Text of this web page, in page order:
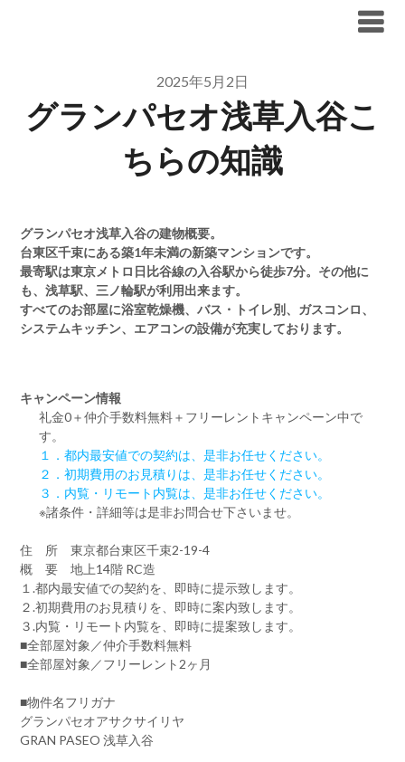
2025年5月2日
グランパセオ浅草入谷こ
ちらの知識
グランパセオ浅草入谷の建物概要。
台東区千束にある築1年未満の新築マンションです。
最寄駅は東京メトロ日比谷線の入谷駅から徒歩7分。その他に
も、浅草駅、三ノ輪駅が利用出来ます。
すべてのお部屋に浴室乾燥機、バス・トイレ別、ガスコンロ、
システムキッチン、エアコンの設備が充実しております。
キャンペーン情報
礼金0＋仲介手数料無料＋ フリーレント キャンペーン中で
す。
１．都内最安値での契約は、是非お任せください。
２．初期費用のお見積りは、是非お任せください。
３．内覧・リモート内覧は、是非お任せください。
※諸条件・詳細等は是非お問合せ下さいませ。
住 所 東京都台東区千束2-19-4
概 要 地上14階 RC造
１.都内最安値での契約を、即時に提示致します。
２.初期費用のお見積りを、即時に案内致します。
３.内覧・リモート内覧を、即時に提案致します。
■全部屋対象／仲介手数料無料
■全部屋対象／フリーレント2ヶ月
■物件名フリガナ
グランパセオアサクサイリヤ
GRAN PASEO 浅草入谷